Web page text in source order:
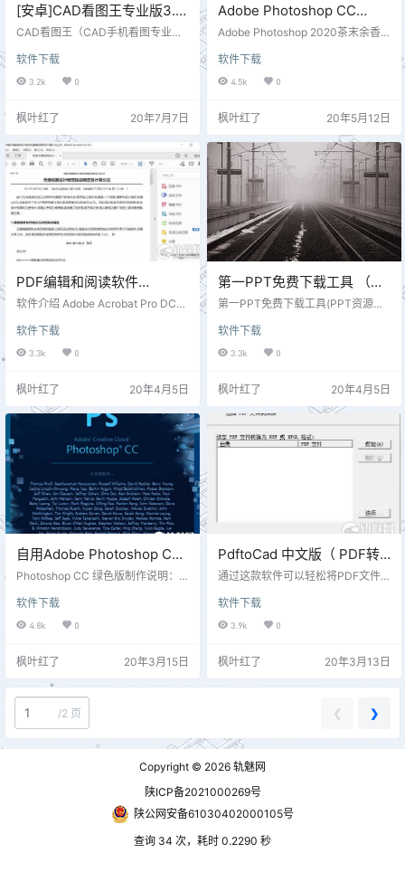
[安卓]CAD看图王专业版3.5
免登陆解锁版
CAD看图王（CAD手机看图专业
批注、CAD测量与制图于一身的CA
D看图软件，全球累计免费用户超过
3万。支持AutoCAD、浩辰CAD、
齐家等国内外CAD图纸格式，兼容
各版本DWG文件，图纸原生显示CA
D图纸不失真。专业的fonts字体解
析告别文字乱码，实现CAD手机看
图，DWG图纸编辑、DWG批注、D
WG测量、DWG标注、CAD…
软件下载
3.2k 0
枫叶红了 20年7月7日
Adobe Photoshop CC
2020茶末余香增强版（64
Adobe Photoshop 2020茶末余香
行增强，软件本体未作任何精简，
基于官方安装包制作未做精简，采
用国外AMT Emulator 补丁直接破
级，精选*字体，集成增强滤镜，解
除扩展库限制，集成诸多*扩展面
板。 1、集成增效滤镜 ├—Alien Sk
in 系列滤镜 ├—Athentech Imagin
g Perfectly Cle…
软件下载
4.5k 0
枫叶红了 20年5月12日
PDF编辑和阅读软件
Acrobat_DC_C_2020.006.2
软件介绍 Adobe Acrobat Pro DC
读软件。它将全球最佳的PDF解决
方案提升到新的高度，配有直观触
作。新工具中心可更简单迅速的访
问最常使用的工具。Acrobat DC可
利用Photoshop强大的图像编辑功
能，将任何纸质文件转换为可编辑
的电子文件，用于传输、签字。Acr
obat DC 是完全…
软件下载
3.3k 0
枫叶红了 20年4月5日
第一PPT免费下载工具 （至
尊版）
第一PPT免费下载工具(PPT资源自
文件制造的爬虫ppt打包下载辅助软
件。免费ppt模板下载软件就用可乐
多ppt的文件全都能轻松打包下载。
软件目前可抓取分类60种，输入想
下载PPT的种类即刻批量下载。 软
件运行下载后，下载的PPT在newn
ew文件夹内。 抓取类型 ：1.简洁模
软件下载
3.3k 0
枫叶红了 20年4月5日
自用Adobe Photoshop CC
14.0 简体中文精简版
Photoshop CC 绿色版制作说明：
ager、多国语言等组件； 将自带的
Digimarc 水印插件换成了比较实用
置、PDF 预置、Kuler 调色板； 保
ws 8 下面以图像序列的方式打开视
频文件； 能…
软件下载
4.8k 0
枫叶红了 20年3月15日
PdftoCad 中文版（ PDF转
CAD软件）
通过这款软件可以轻松将PDF文件
AD图纸都采用PDF的文件格式进行
保存，这是因为使用PDF保存，图
工具将PDF转换成CAD，这就需要
到DWG、DXF等格式的文件，并且
还可以对图纸参数、转换对象等进
行设置。另外，软件还兼容utoCA…
软件下载
3.9k 0
枫叶红了 20年3月13日
/2 页 ❮ ❯
Copyright © 2026 轨魅网
陕ICP备2021000269号
陕公网安备61030402000105号
查询 34 次，耗时 0.2290 秒